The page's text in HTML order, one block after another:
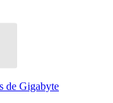
de Gigabyte